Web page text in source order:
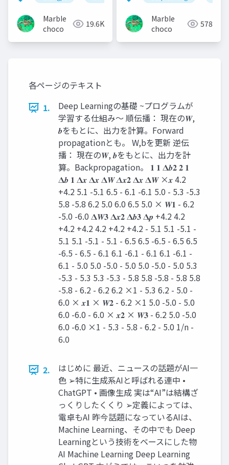
MarbIe
choco
19.6K
with Delayed
Backdoor Attack
MarbIe
choco
578
各ページのテキスト
1.
Deep Learningの基礎 ~プログラムが
学習する仕組み～ 順伝播： 現在の𝑾,
𝒃をもとに、出力を計算。Forward
propagationとも。 W,bを更新 逆伝
播： 現在の𝑾, 𝒃をもとに、出力を計
算。Backpropagation。 𝟏 𝟏 𝚫𝒃𝟐 𝟐 𝟏
𝚫𝒃 𝟏 𝚫𝒙 𝚫𝒙 𝚫𝑾 𝜟𝒙𝟐 𝚫𝒙 𝚫𝑾 ×𝒙 4.2
+4.2 5.1 -5.1 6.5 - 6.1 -6.1 5.0 - 5.3 -5.3
5.8 -5.8 6.2 5.0 6.0 6.5 5.0 × 𝑾𝟏 - 6.2
-5.0 -6.0 𝚫𝑾𝟑 𝚫𝒙𝟐 𝚫𝒃𝟑 𝚫𝒑 +4.2 4.2
+4.2 +4.2 4.2 +4.2 +4.2 - 5.1 5.1 -5.1 -
5.1 5.1 -5.1 - 5.1 - 6.5 6.5 -6.5 - 6.5 6.5
-6.5 - 6.5 - 6.1 6.1 -6.1 - 6.1 6.1 -6.1 -
6.1 - 5.0 5.0 -5.0 - 5.0 5.0 -5.0 - 5.0 5.3
-5.3 - 5.3 5.3 -5.3 - 5.8 5.8 -5.8 - 5.8 5.8
-5.8 - 6.2 - 6.2 6.2 ×1 - 5.3 6.2 - 5.0 -
6.0 × 𝒙𝟏 × 𝑾𝟐 - 6.2 ×1 5.0 -5.0 - 5.0
6.0 -6.0 - 6.0 × 𝒙𝟐 × 𝑾𝟑 - 6.2 5.0 -5.0
6.0 -6.0 ×1 - 5.3 - 5.8 - 6.2 - 5.0 1/n -
6.0
2.
はじめに 最近、ニュースの話題がAI一
色 ➢特に生成系AIと呼ばれる連中 •
ChatGPT • 画像生成 実は“AI”は結構ざ
っくりしたくくり ➢定義によっては、
電卓もAI 昨今話題になっているAIは、
Machine Learning、その中でも Deep
Learningという技術をベースにした物
AI Machine Learning Deep Learning